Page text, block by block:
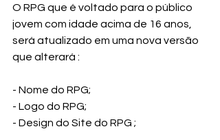
O RPG que é voltado para o público
jovem com idade acima de 16 anos,
será atualizado em uma nova versão
que alterará :
- Nome do RPG;
- Logo do RPG;
- Design do Site do RPG ;